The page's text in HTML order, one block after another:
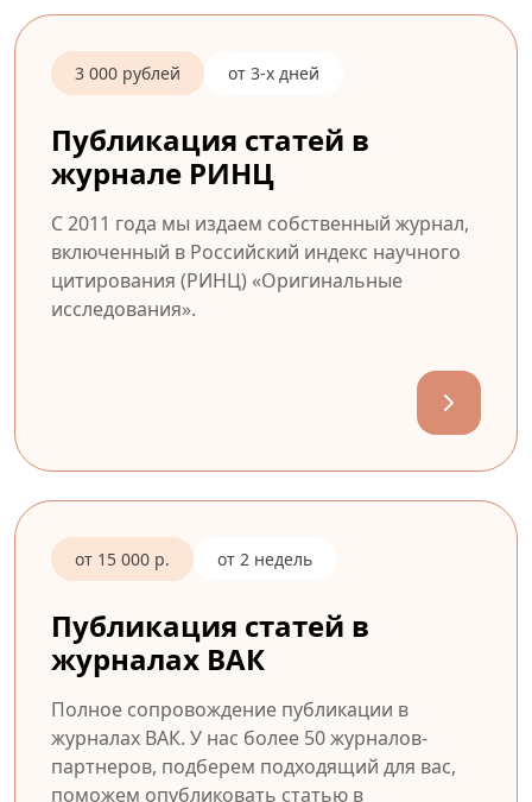
3 000 рублей от 3-х дней
Публикация статей в
журнале РИНЦ
С 2011 года мы издаем собственный журнал,
включенный в Российский индекс научного
цитирования (РИНЦ) «Оригинальные
исследования».
от 15 000 р. от 2 недель
Публикация статей в
журналах ВАК
Полное сопровождение публикации в
журналах ВАК. У нас более 50 журналов-
партнеров, подберем подходящий для вас,
поможем опубликовать статью в